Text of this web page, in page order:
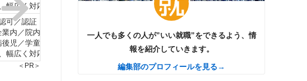
幅広く対応
可／認証
業内／院内
後児／学童
幅広く対応
全国47都道府県 株式会社マイナビ
＜PR＞
一人でも多くの人が”いい就職”をできるよう、情
報を紹介していきます。
編集部のプロフィールを見る→